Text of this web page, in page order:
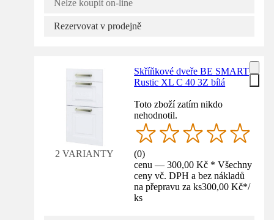
Nelze koupit on-line
Rezervovat v prodejně
2 VARIANTY
Skříňkové dveře BE SMART
Rustic XL C 40 3Z bílá
Toto zboží zatím nikdo
nehodnotil.
(0)
cenu — 300,00 Kč * Všechny
ceny vč. DPH a bez nákladů
na přepravu za ks300,00 Kč*/
ks